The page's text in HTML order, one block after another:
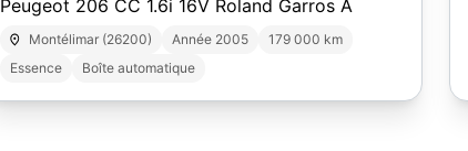
Peugeot 206 CC 1.6i 16V Roland Garros A
Montélimar (26200) Année 2005
179 000 km
Essence
Boîte automatique